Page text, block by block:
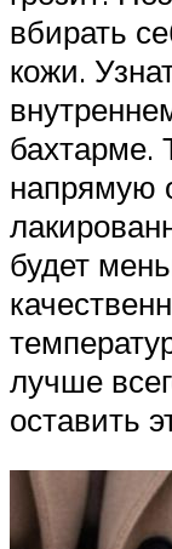
вбирать
кожи.
бахтарме.
напрямую
будет
лучше
оставить